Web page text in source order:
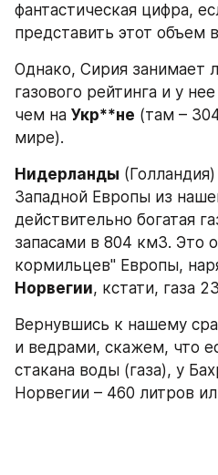
фантастическая цифра,
представить этот объем
Однако, Сирия занимает
газового рейтинга и у
чем на Укр**не (там –
мире).
Нидерланды
Западной Европы из
действительно богатая
запасами в 804 км3. Это
Норвегии, кстати, газа
Вернувшись к нашему
и ведрами, скажем, что
стакана воды (газа), у
Норвегии – 460 литров